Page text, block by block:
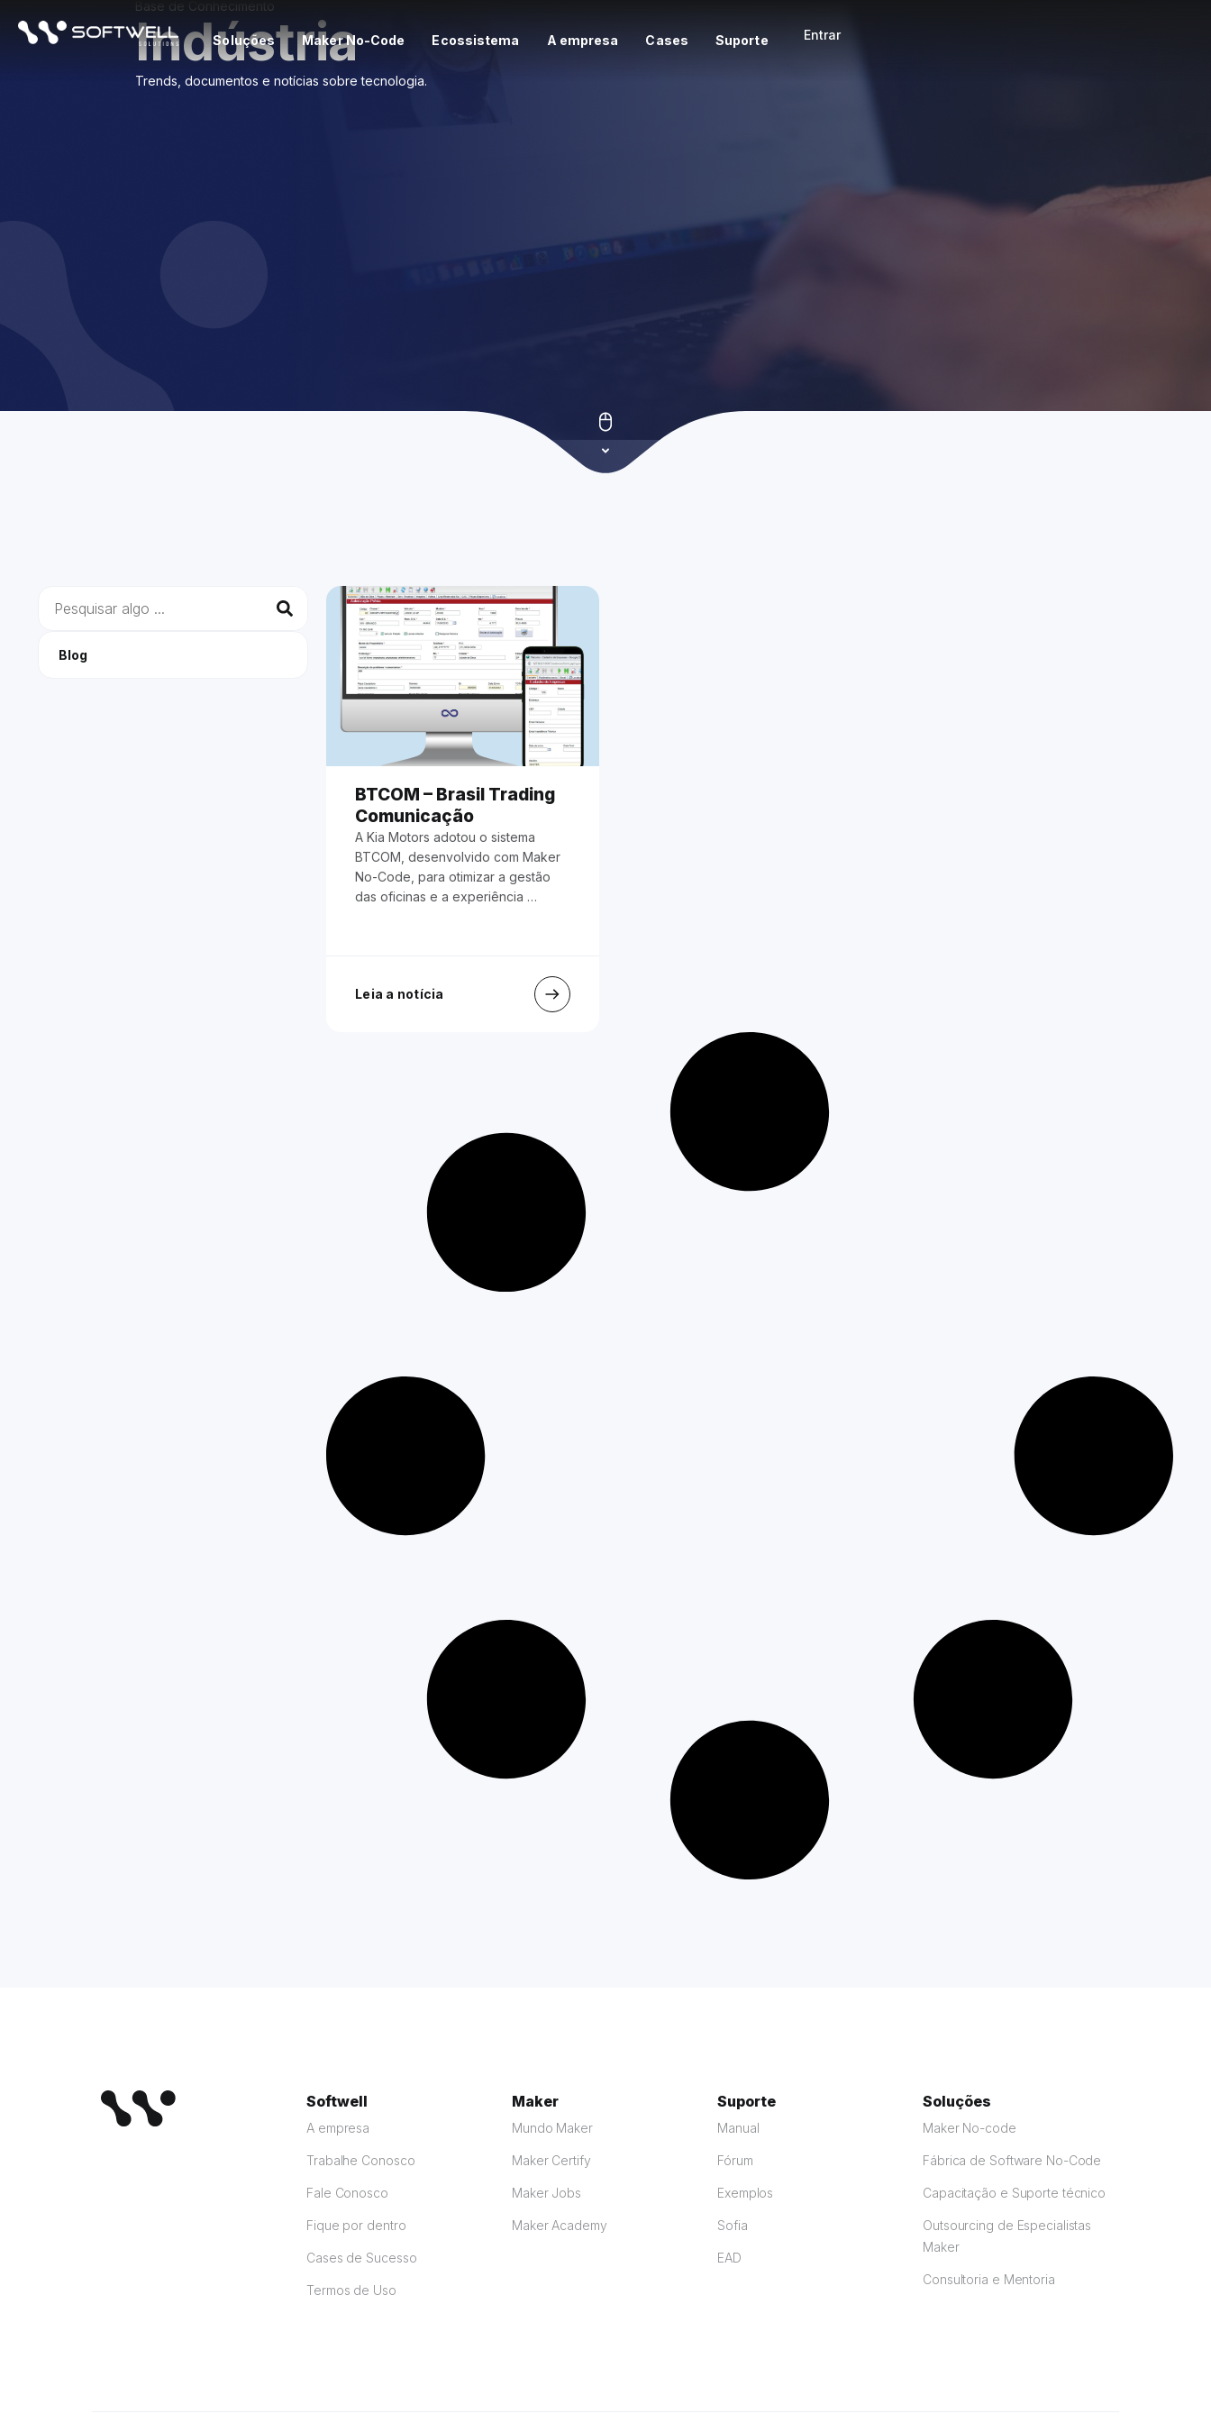
Soluções Maker No-Code Ecossistema A empresa Cases Suporte Entrar
Base de Conhecimento
Indústria
Trends, documentos e notícias sobre tecnologia.
Blog
BTCOM – Brasil Trading
Comunicação
A Kia Motors adotou o sistema
BTCOM, desenvolvido com Maker
No-Code, para otimizar a gestão
das oficinas e a experiência …
Leia a notícia
Softwell
A empresa
Trabalhe Conosco
Fale Conosco
Fique por dentro
Cases de Sucesso
Termos de Uso
Maker
Mundo Maker
Maker Certify
Maker Jobs
Maker Academy
Suporte
Manual
Fórum
Exemplos
Sofia
EAD
Soluções
Maker No-code
Fábrica de Software No-Code
Capacitação e Suporte técnico
Outsourcing de Especialistas
Maker
Consultoria e Mentoria